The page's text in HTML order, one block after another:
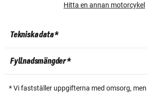
Hitta en annan motorcykel
Tekniska data *
Fyllnadsmängder *
* Vi fastställer uppgifterna med omsorg,